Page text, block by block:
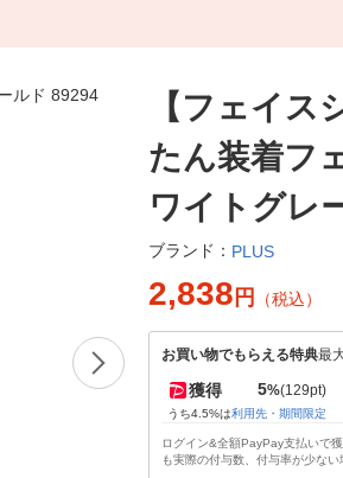
【フェイス
たん装着フ
ワイトグレ
ブランド： PLUS
2,838 円 （税込）
お買い物でもらえる特典最
獲得 5%(129pt)
うち4.5%は利用先・期間限定
ログイン&全額PayPay支払いで
も実際の付与数、付与率が少な